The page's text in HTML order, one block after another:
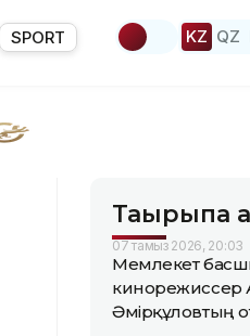
SPORT KZ QZ
Тақырыпқа
07 тамыз 2026, 20:03
Мемлекет
кинорежиссер
Әмірқұловтың